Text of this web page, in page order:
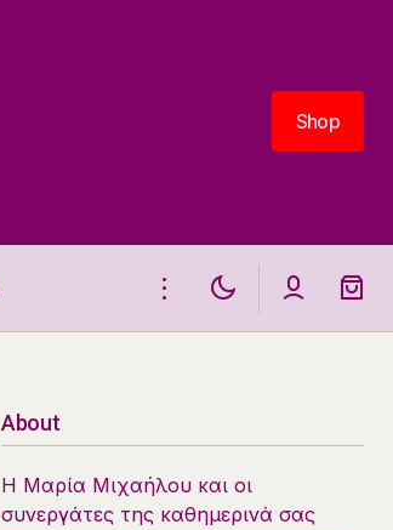
Shop
Shop
About
Η Μαρία Μιχαήλου και οι
συνεργάτες της καθημερινά σας